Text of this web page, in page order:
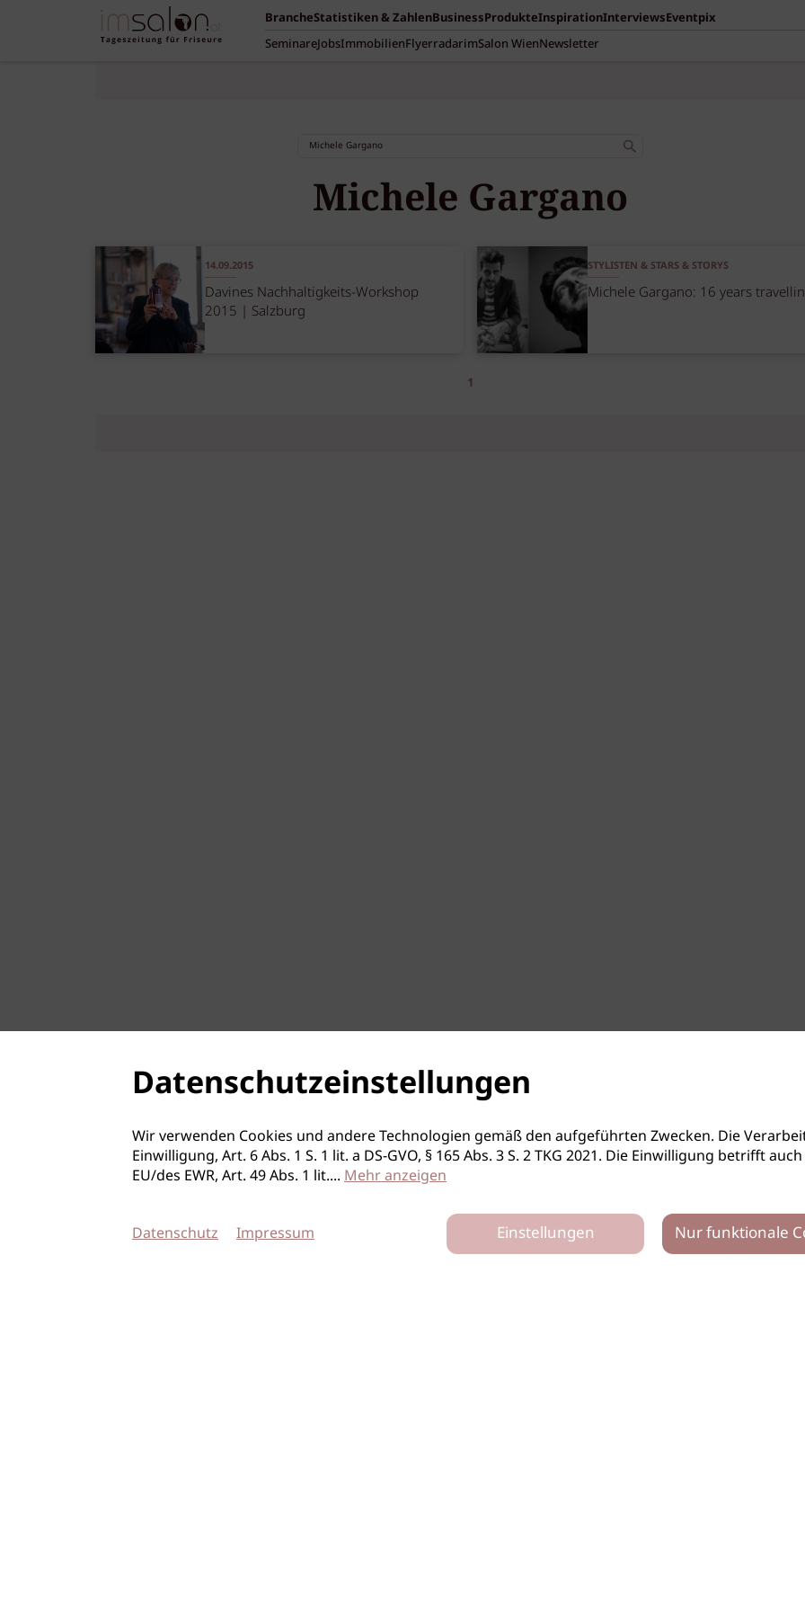
BrancheStatistiken & ZahlenBusinessProdukteInspirationInterviewsEventpix
SeminareJobsImmobilienFlyerradarimSalon WienNewsletter
Michele Gargano
14.09.2015
Davines Nachhaltigkeits-Workshop
2015 | Salzburg
STYLISTEN & STARS & STORYS
Michele Gargano: 16 years
1
Datenschutzeinstellungen
Wir verwenden Cookies und andere Technologien gemäß den aufgeführten Zwecken. Die
Einwilligung, Art. 6 Abs. 1 S. 1 lit. a DS-GVO, § 165 Abs. 3 S. 2 TKG 2021. Die Einwilligung betrifft
EU/des EWR, Art. 49 Abs. 1 lit.... Mehr anzeigen
Datenschutz Impressum Einstellungen Nur funktionale